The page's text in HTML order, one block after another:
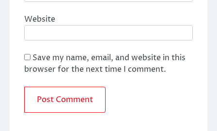
Website
Save my name, email, and website in this
browser for the next time I comment.